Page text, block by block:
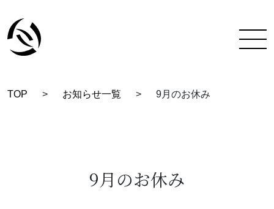
TOP > お知らせ一覧 > 9月のお休み
9月のお休み